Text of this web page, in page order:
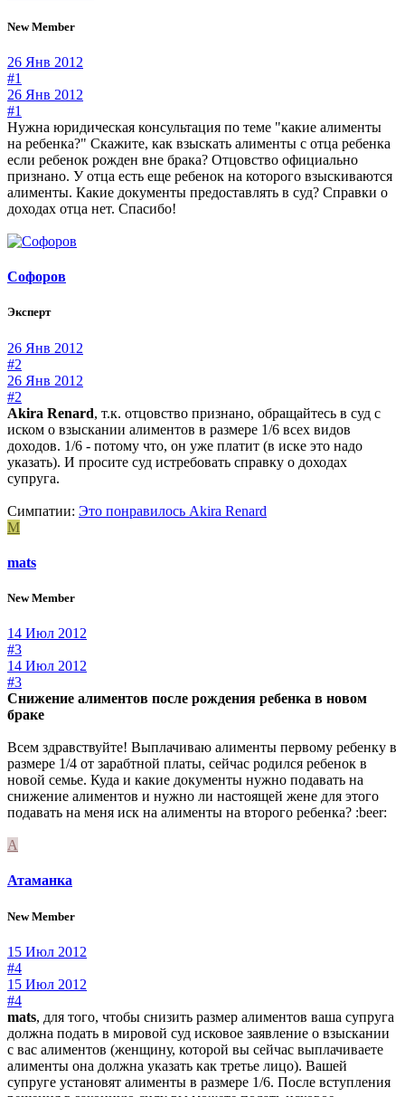
New Member
26 Янв 2012
#1
26 Янв 2012
#1
Нужна юридическая консультация по теме "какие алименты
на ребенка?" Скажите, как взыскать алименты с отца ребенка
если ребенок рожден вне брака? Отцовство официально
признано. У отца есть еще ребенок на которого взыскиваются
алименты. Какие документы предоставлять в суд? Справки о
доходах отца нет. Спасибо!
Софоров
Эксперт
26 Янв 2012
#2
26 Янв 2012
#2
Akira Renard, т.к. отцовство признано, обращайтесь в суд с
иском о взыскании алиментов в размере 1/6 всех видов
доходов. 1/6 - потому что, он уже платит (в иске это надо
указать). И просите суд истребовать справку о доходах
супруга.
Симпатии: Это понравилось Akira Renard
M
mats
New Member
14 Июл 2012
#3
14 Июл 2012
#3
Снижение алиментов после рождения ребенка в новом
браке
Всем здравствуйте! Выплачиваю алименты первому ребенку в
размере 1/4 от зарабтной платы, сейчас родился ребенок в
новой семье. Куда и какие документы нужно подавать на
снижение алиментов и нужно ли настоящей жене для этого
подавать на меня иск на алименты на второго ребенка? :beer:
А
Атаманка
New Member
15 Июл 2012
#4
15 Июл 2012
#4
mats, для того, чтобы снизить размер алиментов ваша супруга
должна подать в мировой суд исковое заявление о взыскании
с вас алиментов (женщину, которой вы сейчас выплачиваете
алименты она должна указать как третье лицо). Вашей
супруге установят алименты в размере 1/6. После вступления